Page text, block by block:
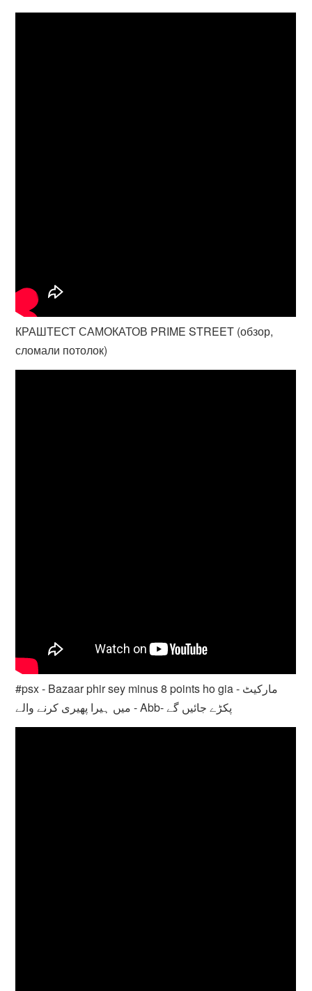
КРАШТЕСТ САМОКАТОВ PRIME STREET (обзор,
сломали потолок)
#psx - Bazaar phir sey minus 8 points ho gia - مارکیٹ
میں ہیرا پھیری کرنے والے - Abb- پکڑے جائیں گے